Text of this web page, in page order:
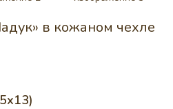
в кожаном чехле